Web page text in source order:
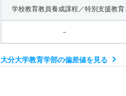
学校教育教員養成課程／特別支援教
－
大分大学教育学部の偏差値を見る